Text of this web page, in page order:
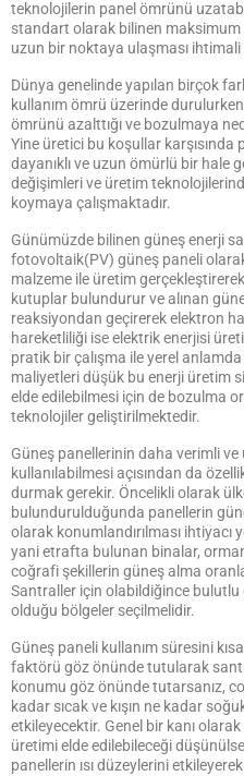
teknolojilerin panel ömrünü
standart olarak bilinen maksimum
uzun bir noktaya ulaşması ihtimali
Dünya genelinde yapılan birçok
kullanım ömrü üzerinde
ömrünü azalttığı ve bozulmaya
Yine üretici bu koşullar karşısında
dayanıklı ve uzun ömürlü bir hale
değişimleri ve üretim
koymaya çalışmaktadır.
Günümüzde bilinen güneş enerji
fotovoltaik(PV) güneş paneli
malzeme ile üretim
kutuplar bulundurur ve alınan
reaksiyondan geçirerek elektron
hareketliliği ise elektrik enerjisi
pratik bir çalışma ile yerel
maliyetleri düşük bu enerji üretim
elde edilebilmesi için de bozulma
teknolojiler geliştirilmektedir.
Güneş panellerinin daha verimli
kullanılabilmesi açısından da
durmak gerekir. Öncelikli olarak
bulundurulduğunda panellerin
olarak konumlandırılması ihtiyacı
yani etrafta bulunan binalar,
coğrafi şekillerin güneş alma
Santraller için olabildiğince bulutlu
olduğu bölgeler seçilmelidir.
Güneş paneli kullanım süresini
faktörü göz önünde tutularak
konumu göz önünde tutarsanız,
kadar sıcak ve kışın ne kadar
etkileyecektir. Genel bir kanı
üretimi elde edilebileceği düşünülse
panellerin ısı düzeylerini